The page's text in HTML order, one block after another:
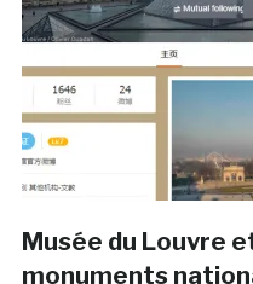
Musée du Louvre
monuments